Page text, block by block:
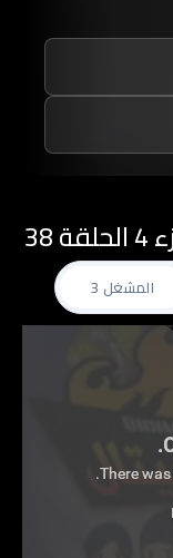
الأولاد
المستوى
الأعداء
الأولاد في
المشغل 3
There